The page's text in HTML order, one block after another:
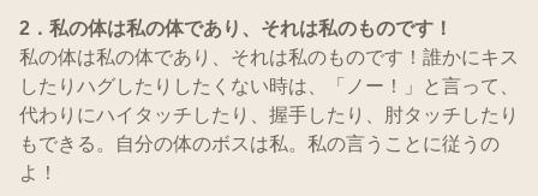
2． 私の体は私の体であり、それは私のものです！
私の体は私の体であり、それは私のものです！誰かにキス
したりハグしたりしたくない時は、「ノー！」と言って、
代わりにハイタッチしたり、握手したり、肘タッチしたり
もできる。自分の体のボスは私。私の言うことに従うの
よ！